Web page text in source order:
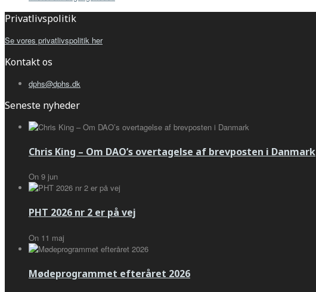
Privatlivspolitik
Se vores privatlivspolitik her
Kontakt os
dphs@dphs.dk
Seneste nyheder
Chris King – Om DAO’s overtagelse af brevposten i Danmark
On 9 jun
PHT 2026 nr 2 er på vej
On 11 maj
Mødeprogrammet efteråret 2026